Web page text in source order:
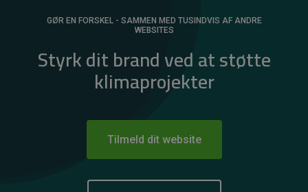
GØR EN FORSKEL - SAMMEN MED TUSINDVIS AF ANDRE
WEBSITES
Styrk dit brand ved at støtte
klimaprojekter
Tilmeld dit website